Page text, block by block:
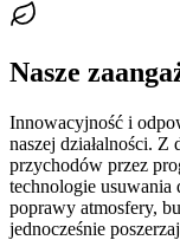
Nasze
Innowacyjność i
naszej działalności. Z
przychodów przez
technologie
poprawy atmosfery,
jednocześnie